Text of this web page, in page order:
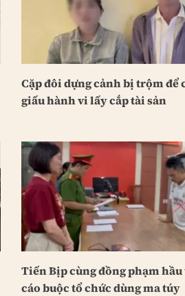
Cặp đôi dựng cảnh bị trộm để
giấu hành vi lấy cắp tài sản
Tiến Bịp cùng đồng phạm hầu
cáo buộc tổ chức dùng ma túy